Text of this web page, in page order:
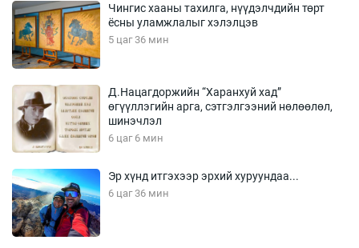
Чингис хааны тахилга, нүүдэлчдийн төрт
ёсны уламжлалыг хэлэлцэв
5 цаг 36 мин
Д.Нацагдоржийн “Харанхуй хад”
өгүүллэгийн арга, сэтгэлгээний нөлөөлөл,
шинэчлэл
6 цаг 6 мин
Эр хүнд итгэхээр эрхий хуруундаа...
6 цаг 36 мин